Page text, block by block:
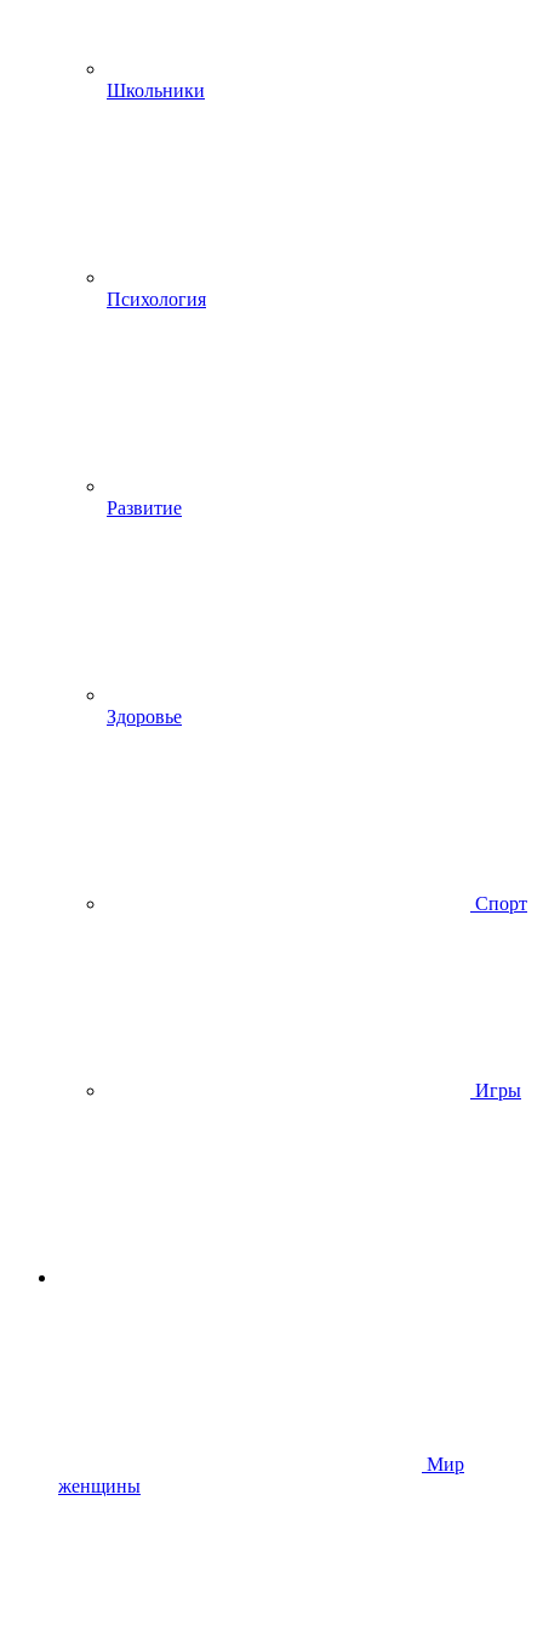
Школьники
Психология
Развитие
Здоровье
Спорт
Игры
Мир
женщины